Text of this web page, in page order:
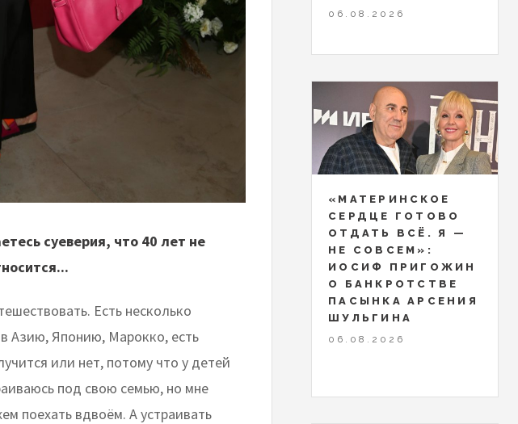
суеверия, что 40 лет не
Есть несколько
Азию, Японию, Марокко, есть
или нет, потому что у детей
под свою семью, но мне
поехать вдвоём. А устраивать
06.08.2026
«МАТЕРИНСКОЕ
СЕРДЦЕ ГОТОВО
ОТДАТЬ ВСЁ. Я —
НЕ СОВСЕМ»:
ИОСИФ ПРИГОЖИН
О БАНКРОТСТВЕ
ПАСЫНКА АРСЕНИЯ
ШУЛЬГИНА
06.08.2026